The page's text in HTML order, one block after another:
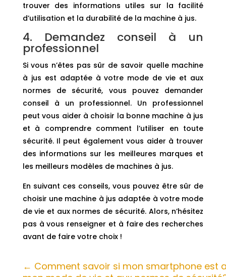
trouver des informations utiles sur la facilité
d’utilisation et la durabilité de la machine à jus.
4. Demandez conseil à un
professionnel
Si vous n’êtes pas sûr de savoir quelle machine
à jus est adaptée à votre mode de vie et aux
normes de sécurité, vous pouvez demander
conseil à un professionnel. Un professionnel
peut vous aider à choisir la bonne machine à jus
et à comprendre comment l’utiliser en toute
sécurité. Il peut également vous aider à trouver
des informations sur les meilleures marques et
les meilleurs modèles de machines à jus.
En suivant ces conseils, vous pouvez être sûr de
choisir une machine à jus adaptée à votre mode
de vie et aux normes de sécurité. Alors, n’hésitez
pas à vous renseigner et à faire des recherches
avant de faire votre choix !
← Comment savoir si mon smartphone est